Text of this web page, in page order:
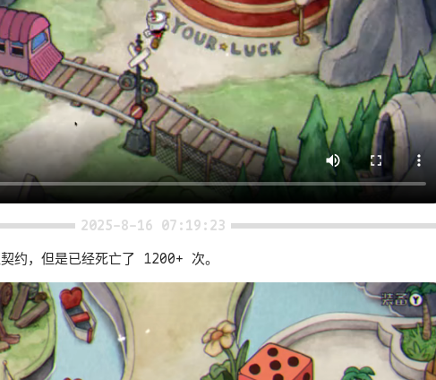
2025-8-16 07:19:23
约，但是已经死亡了 1200+ 次。